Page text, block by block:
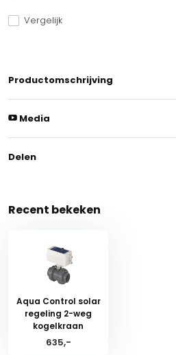
Vergelijk
Productomschrijving
Media
Delen
Recent bekeken
Aqua Control solar
regeling 2-weg
kogelkraan
635,-